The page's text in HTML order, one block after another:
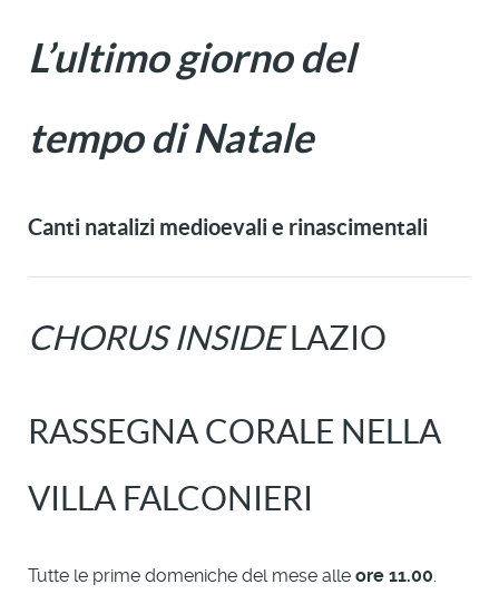
L’ultimo giorno del
tempo di Natale
Canti natalizi medioevali e rinascimentali
CHORUS INSIDELAZIO
RASSEGNA CORALE NELLA
VILLA FALCONIERI
Tutte le prime domeniche del mese alle ore 11.00.